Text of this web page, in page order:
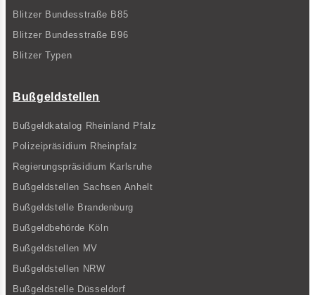
Blitzer Bundesstraße B85
Blitzer Bundesstraße B96
Blitzer Typen
Bußgeldstellen
Bußgeldkatalog Rheinland Pfalz
Polizeipräsidium Rheinpfalz
Regierungspräsidium Karlsruhe
Bußgeldstellen Sachsen Anhelt
Bußgeldstelle Brandenburg
Bußgeldbehörde Köln
Bußgeldstellen MV
Bußgeldstellen NRW
Bußgeldstelle Düsseldorf